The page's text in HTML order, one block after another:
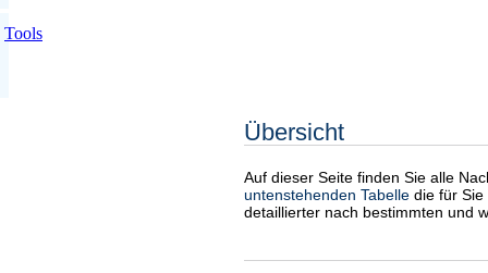
Tools
Übersicht
Auf dieser Seite finden Sie alle
untenstehenden Tabelle die für
detaillierter nach bestimmten und